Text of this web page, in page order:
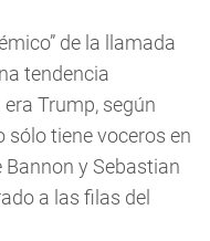
de la llamada
tendencia
Trump, según
sólo tiene voceros en
Bannon y Sebastian
a las filas del